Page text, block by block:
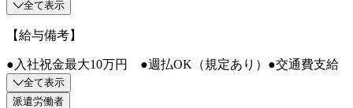
全て表示
【給与備考】
●入社祝金最大10万円 ●週払OK（規定あり）●交通費支給
全て表示
派遣労働者